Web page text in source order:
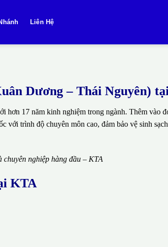
Liên Hệ
Dương – Thái Nguyên)
hơn 17 năm kinh nghiệm trong ngành. Thêm vào
với trình độ chuyên môn cao, đảm bảo vệ sinh
nghiệp hàng đầu – KTA
KTA